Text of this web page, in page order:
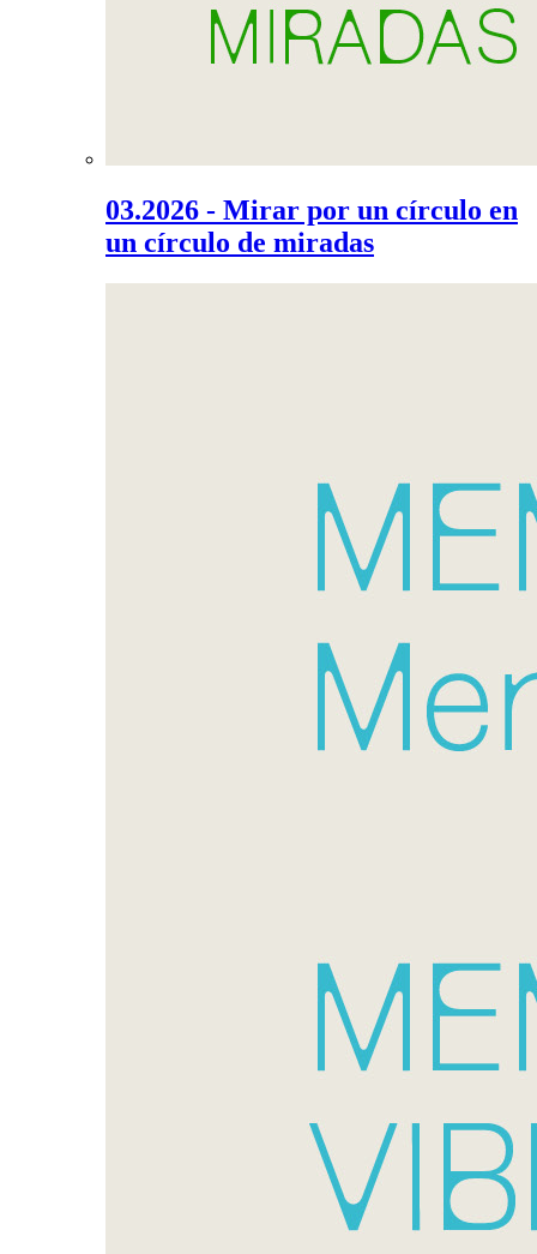
03.2026 - Mirar por un círculo en
un círculo de miradas